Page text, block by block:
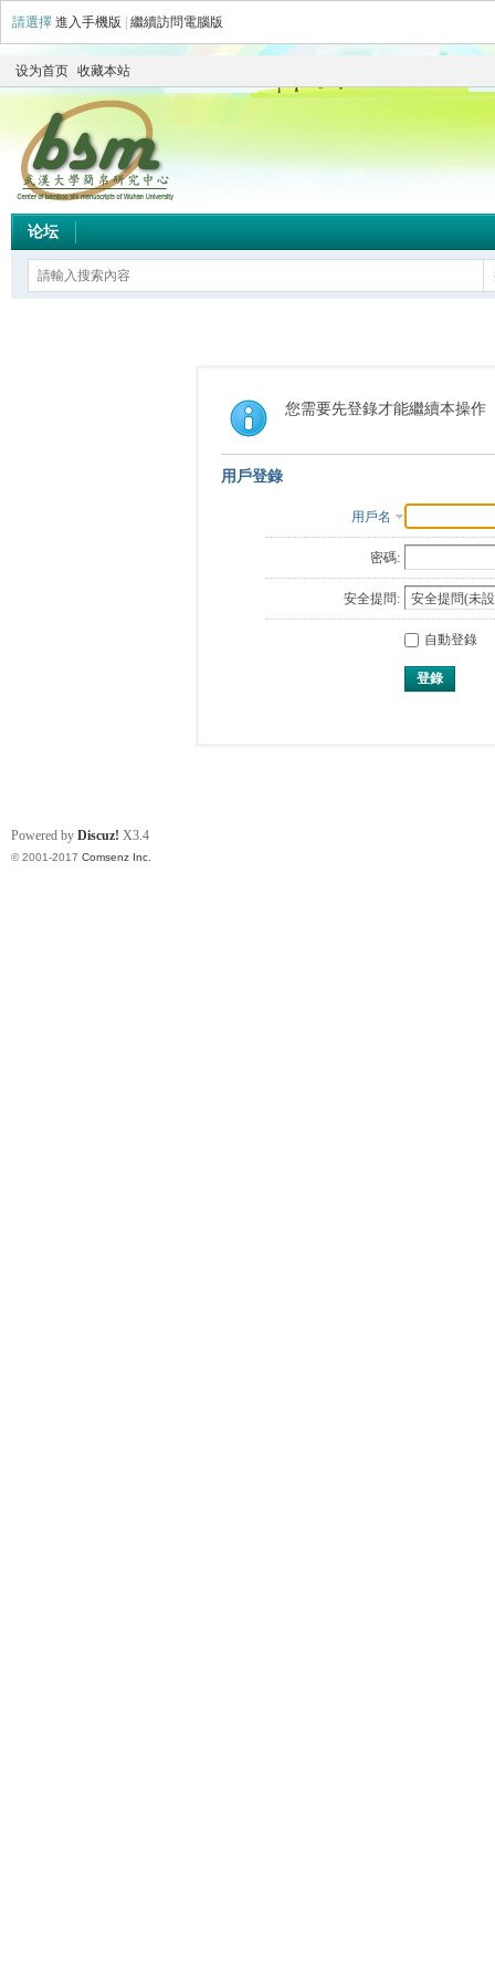
請選擇 進入手機版 繼續訪問電腦版
设为首页 收藏本站
论坛
您需要先登錄才能繼續本操作
用戶登錄
用戶名
密碼:
安全提問:
自動登錄
登錄
Powered by Discuz! X3.4
© 2001-2017 Comsenz Inc.